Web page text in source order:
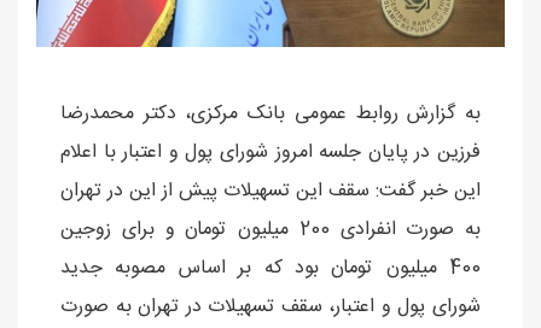
به گزارش روابط عمومی بانک مرکزی، دکتر محمدرضا
فرزین در پایان جلسه امروز شورای پول و اعتبار با اعلام
این خبر گفت: سقف این تسهیلات پیش از این در تهران
به صورت انفرادی 200 میلیون تومان و برای زوجین
400 میلیون تومان بود که بر اساس مصوبه جدید
شورای پول و اعتبار، سقف تسهیلات در تهران به صورت